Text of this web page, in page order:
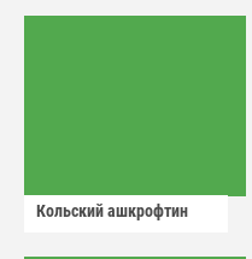
Кольский ашкрофтин